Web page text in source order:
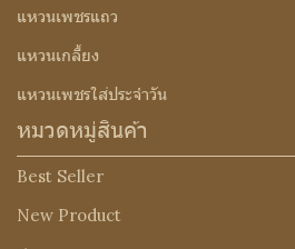
แหวนเพชรแถว
แหวนเกลี้ยง
แหวนเพชรใส่ประจำวัน
หมวดหมู่สินค้า
Best Seller
New Product